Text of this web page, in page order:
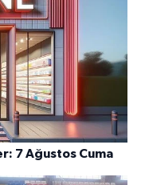
7 Ağustos Cuma